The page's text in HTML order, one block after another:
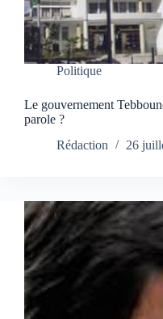
Politique
Le gouvernement
parole ?
Rédaction
26